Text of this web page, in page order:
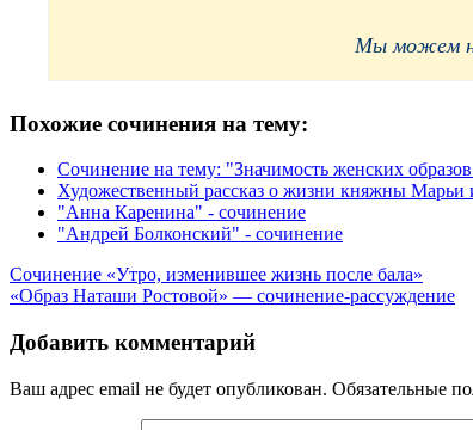
Мы можем
Похожие сочинения на тему:
Сочинение на тему: "Значимость женских
Художественный рассказ о жизни княжны
"Анна Каренина" - сочинение
"Андрей Болконский" - сочинение
Навигация
по
записям
Сочинение «Утро, изменившее жизнь после бала»
«Образ Наташи Ростовой» — сочинение-рассуждение
Добавить комментарий
Ваш адрес email не будет опубликован. Обязательные